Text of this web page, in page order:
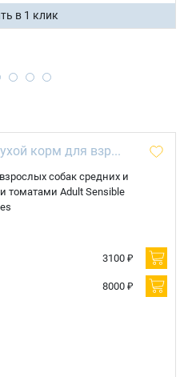
в 1 клик
собак средних и
томатами Adult Sensible
3100 ₽
8000 ₽